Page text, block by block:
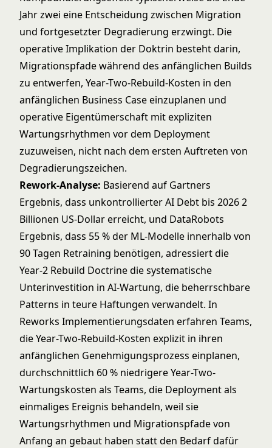
Jahr zwei eine Entscheidung zwischen Migration
und fortgesetzter Degradierung erzwingt. Die
operative Implikation der Doktrin besteht darin,
Migrationspfade während des anfänglichen Builds
zu entwerfen, Year-Two-Rebuild-Kosten in den
anfänglichen Business Case einzuplanen und
operative Eigentümerschaft mit expliziten
Wartungsrhythmen vor dem Deployment
zuzuweisen, nicht nach dem ersten Auftreten von
Degradierungszeichen.
Rework-Analyse: Basierend auf Gartners
Ergebnis, dass unkontrollierter AI Debt bis 2026 2
Billionen US-Dollar erreicht, und DataRobots
Ergebnis, dass 55 % der ML-Modelle innerhalb von
90 Tagen Retraining benötigen, adressiert die
Year-2 Rebuild Doctrine die systematische
Unterinvestition in AI-Wartung, die beherrschbare
Patterns in teure Haftungen verwandelt. In
Reworks Implementierungsdaten erfahren Teams,
die Year-Two-Rebuild-Kosten explizit in ihren
anfänglichen Genehmigungsprozess einplanen,
durchschnittlich 60 % niedrigere Year-Two-
Wartungskosten als Teams, die Deployment als
einmaliges Ereignis behandeln, weil sie
Wartungsrhythmen und Migrationspfade von
Anfang an gebaut haben statt den Bedarf dafür